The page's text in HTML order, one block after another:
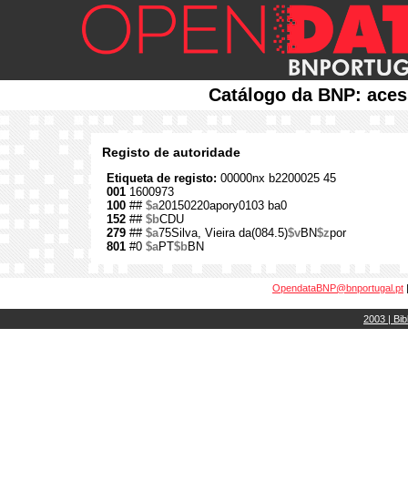
Catálogo da BNP:
Registo de autoridade
Etiqueta de registo: 00000nx b2200025 45
001 1600973
100 ## $a20150220apory0103 ba0
152 ## $bCDU
279 ## $a75Silva, Vieira da(084.5)$vBN$zpor
801 #0 $aPT$bBN
OpendataBNP@bnportugal.pt
2003 |